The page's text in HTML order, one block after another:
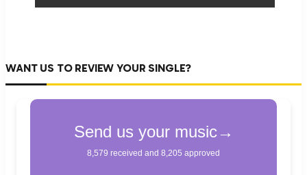
WANT US TO REVIEW YOUR SINGLE?